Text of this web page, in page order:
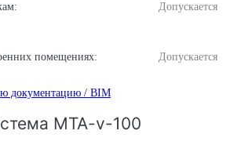
Допускается
помещениях: Допускается
документацию / BIM
MTA-v-100